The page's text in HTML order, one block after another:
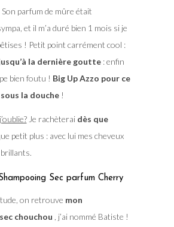
parfum de mûre était
et il m’a duré bien 1 mois si je
! Petit point carrément cool :
la dernière goutte: enfin
bien foutu ! Big Up Azzo pour ce
la douche!
Je rachèterai dès que
petit plus : avec lui mes cheveux
Sec parfum Cherry
on retrouve mon
chouchou , j’ai nommé Batiste !